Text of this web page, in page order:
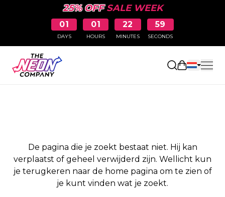
25% OFFSALE WEEK
01
DAYS
01
HOURS
22
MINUTES
59
SECONDS
PAGINA NIET
De pagina die je zoekt bestaat niet. Hij kan
verplaatst of geheel verwijderd zijn. Wellicht kun
je terugkeren naar de home pagina om te zien of
je kunt vinden wat je zoekt.